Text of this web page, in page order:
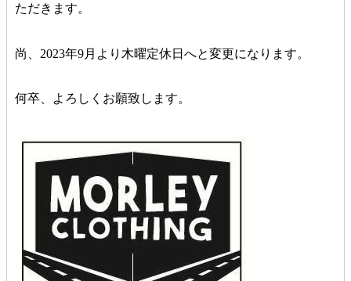
ただきます。
尚、2023年9月より木曜定休日へと変更になります。
何卒、よろしくお願致します。